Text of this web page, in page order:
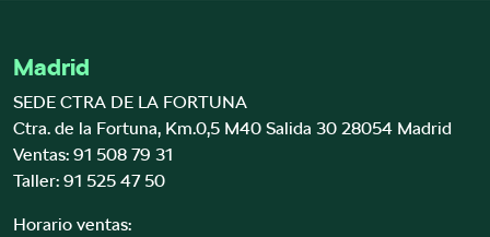
Madrid
SEDE CTRA DE LA FORTUNA
Ctra. de la Fortuna, Km.0,5 M40 Salida 30 28054 Madrid
Ventas: 91 508 79 31
Taller: 91 525 47 50
Horario ventas: